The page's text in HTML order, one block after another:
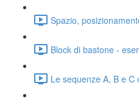
Spazio,
Block di bastone -
Le sequenze A, B e